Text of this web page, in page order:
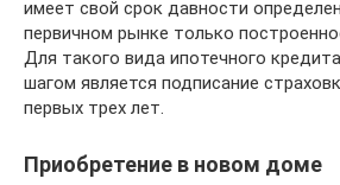
имеет свой срок давности
первичном рынке только
Для такого вида ипотечного
шагом является подписание
первых трех лет.
Приобретение в новом доме